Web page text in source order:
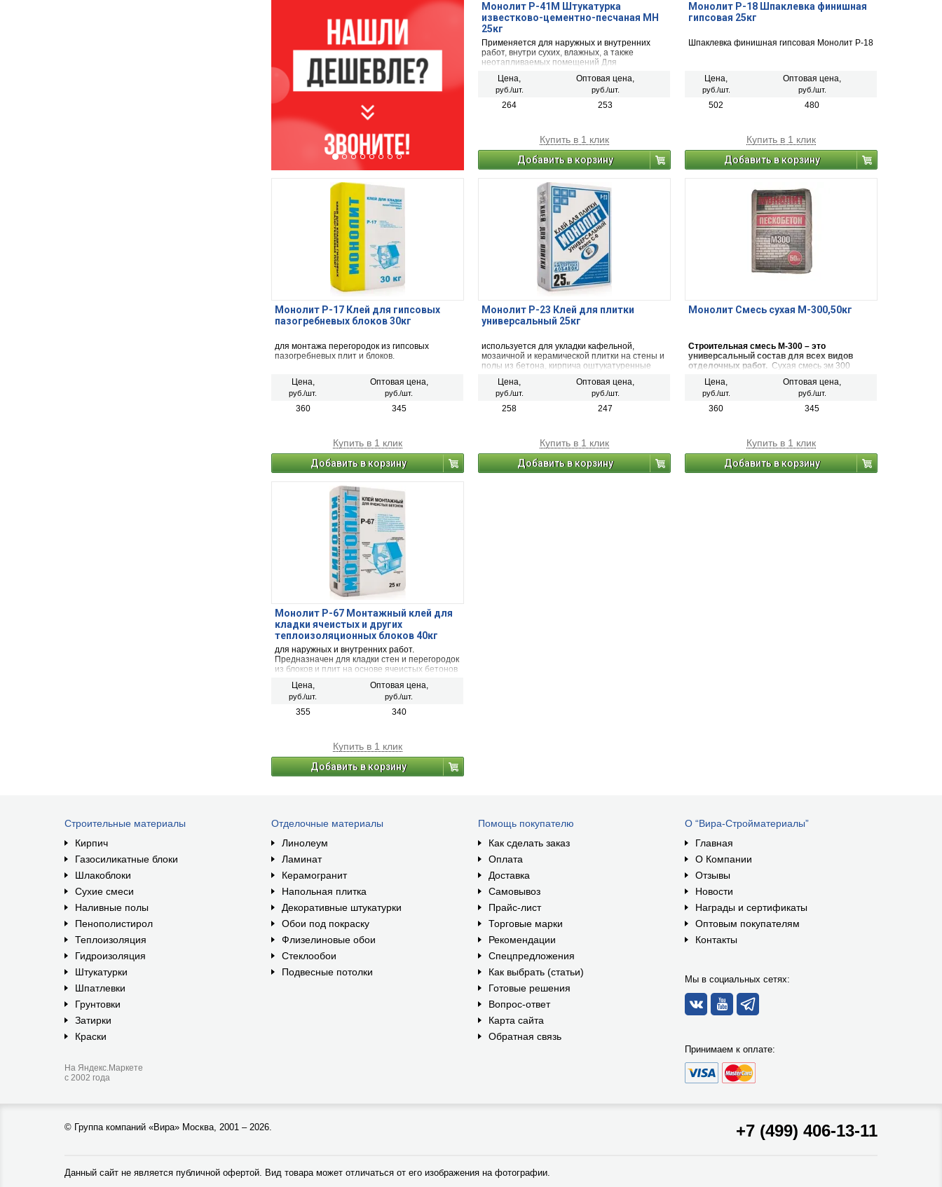
Монолит Р-41М Штукатурка
известково-цементно-песчаная МН
25кг
Применяется для наружных и внутренних
работ, внутри сухих, влажных, а также
неотапливаемых помещений Для
и сооружений выше цокольной части без
штукатурной сетки слоем до 20 мм, ремонта
сколов, выбоин, раковин, трещин до 60 мм.
Цена,
руб./шт.
Оптовая цена,
руб./шт.
264 253
Купить в 1 клик
Добавить в корзину
Монолит Р-18 Шпаклевка финишная
гипсовая 25кг
Шпаклевка финишная гипсовая Монолит Р-18
Цена,
руб./шт.
Оптовая цена,
руб./шт.
502 480
Купить в 1 клик
Добавить в корзину
Монолит Р-17 Клей для гипсовых
пазогребневых блоков 30кг
для монтажа перегородок из гипсовых
пазогребневых плит и блоков.
Цена,
руб./шт.
Оптовая цена,
руб./шт.
360 345
Купить в 1 клик
Добавить в корзину
Монолит Р-23 Клей для плитки
универсальный 25кг
используется для укладки кафельной,
мозаичной и керамической плитки на стены и
полы из бетона, кирпича оштукатуренные
помещениях с повышенной влажностью: для
ванных комнат, душевых, балконов и террас.
Цена,
руб./шт.
Оптовая цена,
руб./шт.
258 247
Купить в 1 клик
Добавить в корзину
Монолит Смесь сухая М-300,50кг
Строительная смесь М-300 – это
универсальный состав для всех видов
отделочных работ. Сухая смесь эм 300
обладает высокой влагостойкостью,
экологичностью, адаптацией к изменениям
погоды, невосприимчивостью к перепадам
Цена,
руб./шт.
Оптовая цена,
руб./шт.
360 345
Купить в 1 клик
Добавить в корзину
Монолит Р-67 Монтажный клей для
кладки ячеистых и других
теплоизоляционных блоков 40кг
для наружных и внутренних работ.
Предназначен для кладки стен и перегородок
из блоков и плит на основе ячеистых бетонов
силикатных блоков и плит. Возможно
использование клея при заделке сколов и
выбоин плит из газо- и пенобетона.
Цена,
руб./шт.
Оптовая цена,
руб./шт.
355 340
Купить в 1 клик
Добавить в корзину
Строительные материалы
Кирпич
Газосиликатные блоки
Шлакоблоки
Сухие смеси
Наливные полы
Пенополистирол
Теплоизоляция
Гидроизоляция
Штукатурки
Шпатлевки
Грунтовки
Затирки
Краски
На Яндекс.Маркете
с 2002 года
Отделочные материалы
Линолеум
Ламинат
Керамогранит
Напольная плитка
Декоративные штукатурки
Обои под покраску
Флизелиновые обои
Стеклообои
Подвесные потолки
Помощь покупателю
Как сделать заказ
Оплата
Доставка
Самовывоз
Прайс-лист
Торговые марки
Рекомендации
Спецпредложения
Как выбрать (статьи)
Готовые решения
Вопрос-ответ
Карта сайта
Обратная связь
О “Вира-Стройматериалы”
Главная
О Компании
Отзывы
Новости
Награды и сертификаты
Оптовым покупателям
Контакты
Мы в социальных сетях:
Принимаем к оплате:
© Группа компаний «Вира» Москва, 2001 – 2026. +7 (499) 406-13-11
Данный сайт не является публичной офертой. Вид товара может отличаться от его изображения на фотографии.